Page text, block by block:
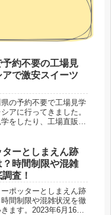
約不要の工場見
で激安スイーツ
の予約不要で工場見学
アに行ってきました。
をしたり、工場直販の
わらず楽しめるところ
イーツ大好き・工場直
ターとしまえん跡
？時間制限や混雑
査！
ポッターとしまえん跡
間制限や混雑状況を徹
ます。2023年6月16